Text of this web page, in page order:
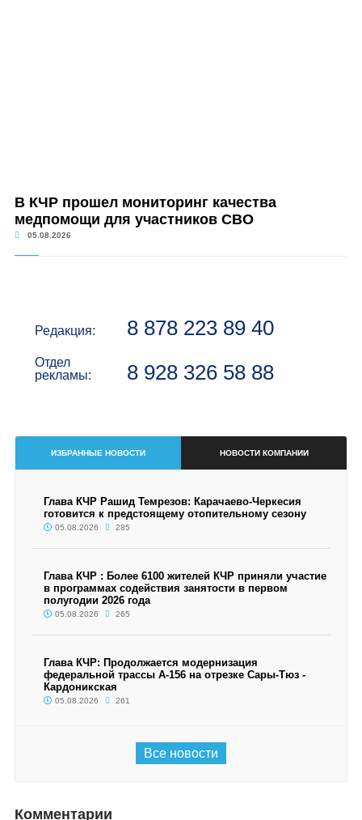
В КЧР прошел мониторинг качества
медпомощи для участников СВО
05.08.2026
Редакция: 8 878 223 89 40
Отдел
рекламы:
8 928 326 58 88
ИЗБРАННЫЕ НОВОСТИ НОВОСТИ КОМПАНИИ
Глава КЧР Рашид Темрезов: Карачаево-Черкесия
готовится к предстоящему отопительному сезону
05.08.2026 285
Глава КЧР : Более 6100 жителей КЧР приняли участие
в программах содействия занятости в первом
полугодии 2026 года
05.08.2026 265
Глава КЧР: Продолжается модернизация
федеральной трассы А-156 на отрезке Сары-Тюз -
Кардоникская
05.08.2026 261
Все новости
Комментарии